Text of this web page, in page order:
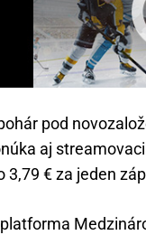
pod
aj
3,79 € za jeden